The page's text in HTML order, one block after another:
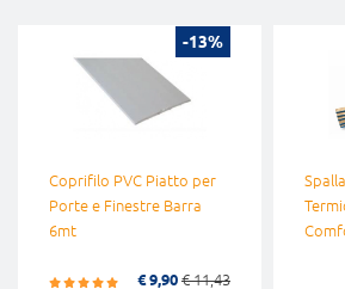
-13%
Coprifilo PVC Piatto per
Porte e Finestre Barra
6mt
€ 9,90 € 11,43